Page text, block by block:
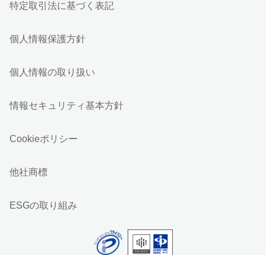
特定取引法に基づく表記
個人情報保護方針
個人情報の取り扱い
情報セキュリティ基本方針
Cookieポリシー
他社商標
ESGの取り組み